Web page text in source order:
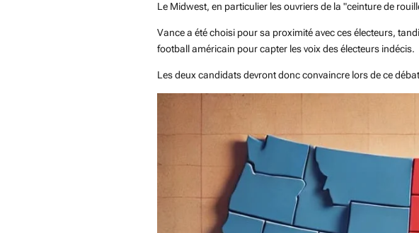
Le Midwest, en particulier les ouvriers de la "ceinture de
Vance a été choisi pour sa proximité avec ces électeurs,
football américain pour capter les voix des électeurs indécis.
Les deux candidats devront donc convaincre lors de ce